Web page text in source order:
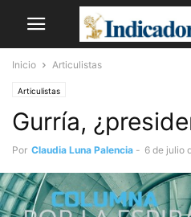
Inicio Articulistas
Articulistas
Gurría,
Por Claudia Luna Palencia - 6 de julio